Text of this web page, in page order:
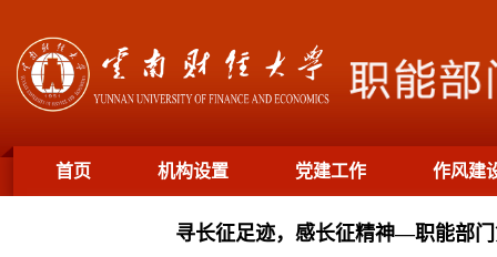
首页 机构设置 党建工作 作风建
工作动态
寻长征足迹，感长征精神—职能部